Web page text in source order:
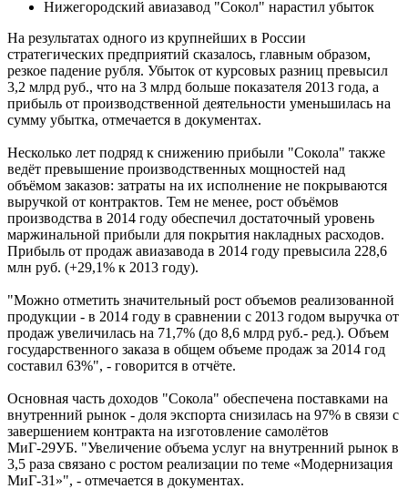
Нижегородский авиазавод "Сокол" нарастил убыток
На результатах одного из крупнейших в России
стратегических предприятий сказалось, главным образом,
резкое падение рубля. Убыток от курсовых разниц превысил
3,2 млрд руб., что на 3 млрд больше показателя 2013 года, а
прибыль от производственной деятельности уменьшилась на
сумму убытка, отмечается в документах.
Несколько лет подряд к снижению прибыли "Сокола" также
ведёт превышение производственных мощностей над
объёмом заказов: затраты на их исполнение не покрываются
выручкой от контрактов. Тем не менее, рост объёмов
производства в 2014 году обеспечил достаточный уровень
маржинальной прибыли для покрытия накладных расходов.
Прибыль от продаж авиазавода в 2014 году превысила 228,6
млн руб. (+29,1% к 2013 году).
"Можно отметить значительный рост объемов реализованной
продукции - в 2014 году в сравнении с 2013 годом выручка от
продаж увеличилась на 71,7% (до 8,6 млрд руб.- ред.). Объем
государственного заказа в общем объеме продаж за 2014 год
составил 63%", - говорится в отчёте.
Основная часть доходов "Сокола" обеспечена поставками на
внутренний рынок - доля экспорта снизилась на 97% в связи с
завершением контракта на изготовление самолётов
МиГ-29УБ. "Увеличение объема услуг на внутренний рынок в
3,5 раза связано с ростом реализации по теме «Модернизация
МиГ-31»", - отмечается в документах.